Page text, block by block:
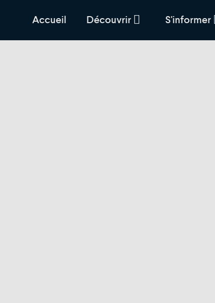
Accueil Découvrir S'informer